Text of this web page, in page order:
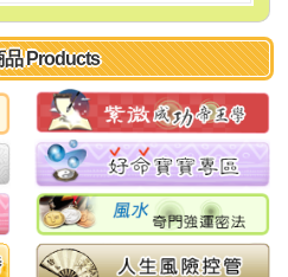
品 Products